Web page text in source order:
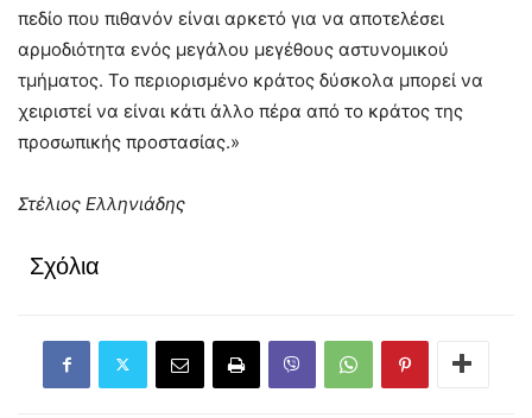
πεδίο που πιθανόν είναι αρκετό για να αποτελέσει
αρμοδιότητα ενός μεγάλου μεγέθους αστυνομικού
τμήματος. Το περιορισμένο κράτος δύσκολα μπορεί να
χειριστεί να είναι κάτι άλλο πέρα από το κράτος της
προσωπικής προστασίας.»
Στέλιος Ελληνιάδης
Σχόλια